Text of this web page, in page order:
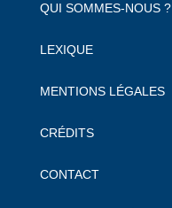
QUI SOMMES-NOUS ?
LEXIQUE
MENTIONS LÉGALES
CRÉDITS
CONTACT